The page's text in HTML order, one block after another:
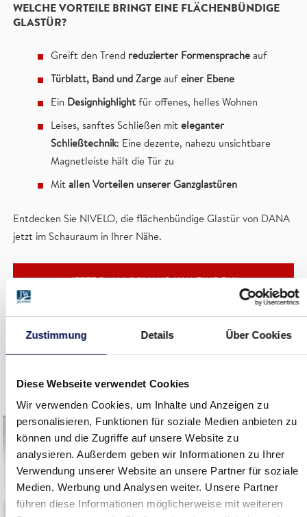
Zustimmung Details Über Cookies
Diese Webseite verwendet Cookies
Wir verwenden Cookies, um Inhalte und Anzeigen zu
personalisieren, Funktionen für soziale Medien anbieten zu
können und die Zugriffe auf unsere Website zu
analysieren. Außerdem geben wir Informationen zu Ihrer
Verwendung unserer Website an unsere Partner für soziale
Medien, Werbung und Analysen weiter. Unsere Partner
führen diese Informationen möglicherweise mit weiteren
WELCHE VORTEILE BRINGT EINE FLÄCHENBÜNDIGE
GLASTÜR?
Greift den Trend reduzierter Formensprache auf
Türblatt, Band und Zarge auf einer Ebene
Ein Designhighlight für offenes, helles Wohnen
Leises, sanftes Schließen mit eleganter
Schließtechnik: Eine dezente, nahezu unsichtbare
Magnetleiste hält die Tür zu
Mit allen Vorteilen unserer Ganzglastüren
Entdecken Sie NIVELO, die flächenbündige Glastür von DANA
jetzt im Schauraum in Ihrer Nähe.